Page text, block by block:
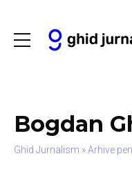
Bogdan
Ghid Jurnalism »Arhive